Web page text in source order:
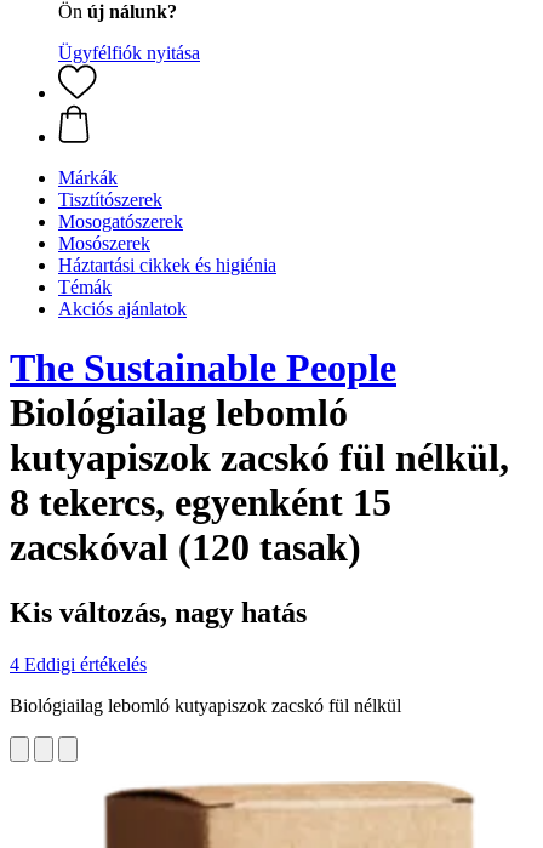
Ön új nálunk?
Ügyfélfiók nyitása
Márkák
Tisztítószerek
Mosogatószerek
Mosószerek
Háztartási cikkek és higiénia
Témák
Akciós ajánlatok
The Sustainable People
Biológiailag lebomló
kutyapiszok zacskó fül nélkül,
8 tekercs, egyenként 15
zacskóval (120 tasak)
Kis változás, nagy hatás
4 Eddigi értékelés
Biológiailag lebomló kutyapiszok zacskó fül nélkül